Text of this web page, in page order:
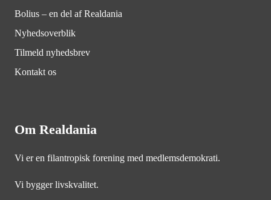
Bolius – en del af Realdania
Nyhedsoverblik
Tilmeld nyhedsbrev
Kontakt os
Om Realdania
Vi er en filantropisk forening med medlemsdemokrati.
Vi bygger livskvalitet.